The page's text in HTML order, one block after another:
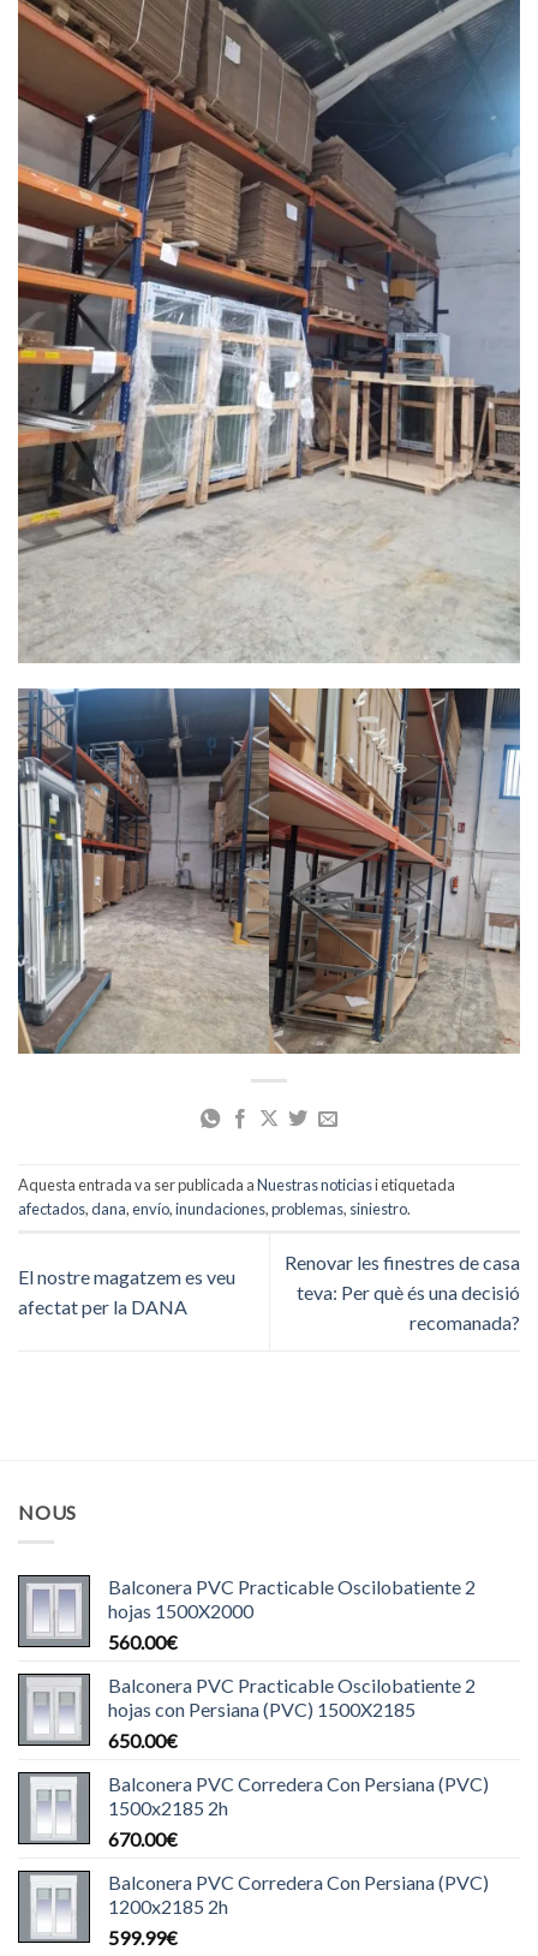
Aquesta entrada va ser publicada aNuestras noticiasi etiquetada
afectados,dana,envío,inundaciones,problemas, siniestro.
El nostre magatzem es veu
afectat per la DANA
Renovar les finestres de casa
teva: Per què és una decisió
recomanada?
NOUS
Balconera PVC Practicable Oscilobatiente 2
hojas 1500X2000
560.00€
Balconera PVC Practicable Oscilobatiente 2
hojas con Persiana (PVC) 1500X2185
650.00€
Balconera PVC Corredera Con Persiana (PVC)
1500x2185 2h
670.00€
Balconera PVC Corredera Con Persiana (PVC)
1200x2185 2h
599.99€